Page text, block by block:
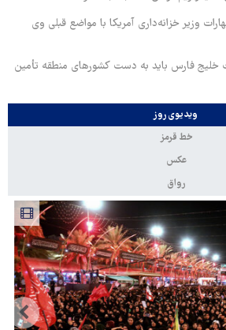
وزیر خزانه‌داری آمریکا با مواضع قبلی وی
خلیج فارس باید به دست کشورهای منطقه تأمین
ویدیوی روز
خط قرمز
عکس
رواق